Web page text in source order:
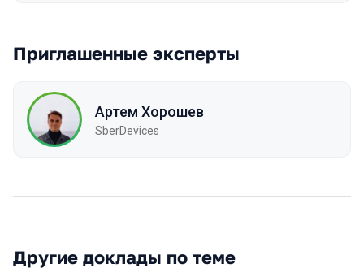
Приглашенные эксперты
Артем Хорошев
SberDevices
Другие доклады по теме